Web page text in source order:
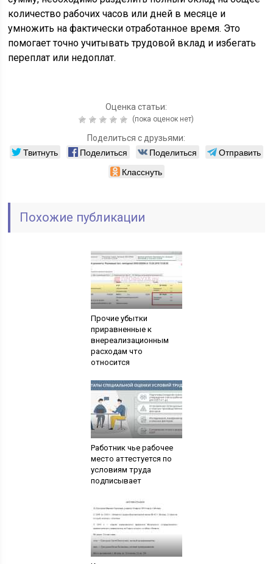
количество рабочих часов или дней в месяце и
умножить на фактически отработанное время. Это
помогает точно учитывать трудовой вклад и избегать
переплат или недоплат.
Оценка статьи:
(пока оценок нет)
Поделиться с друзьями:
Твитнуть Поделиться Поделиться
Отправить
Класснуть
Похожие публикации
Прочие убытки
приравненные к
внереализационным
расходам что
относится
Работник чье рабочее
место аттестуется по
условиям труда
подписывает